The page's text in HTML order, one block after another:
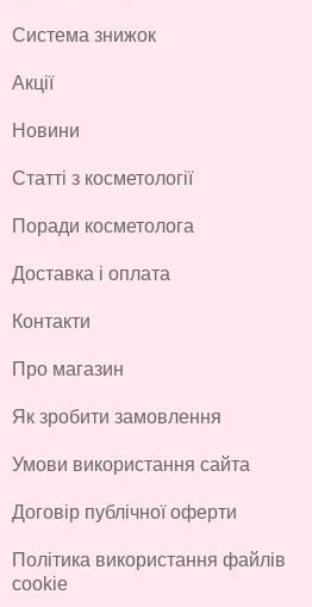
Система знижок
Акції
Новини
Статті з косметології
Поради косметолога
Доставка і оплата
Контакти
Про магазин
Як зробити замовлення
Умови використання сайта
Договір публічної оферти
Політика використання файлів
cookie